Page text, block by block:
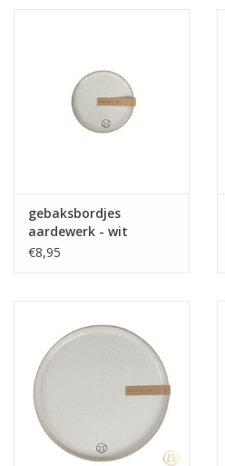
Merken
gebaksbordjes
aardewerk - wit
€8,95